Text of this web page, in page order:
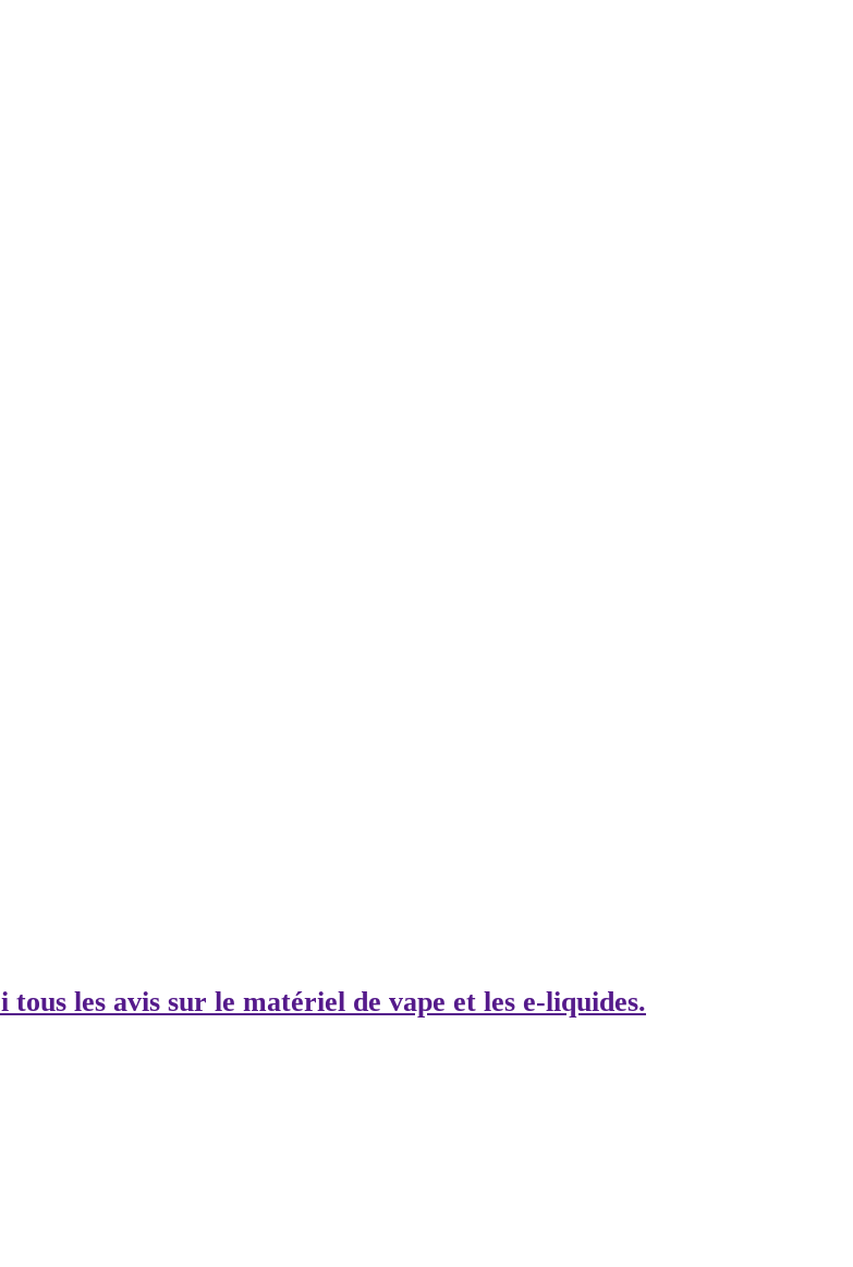
tous les avis sur le matériel de vape et les e-liquides.